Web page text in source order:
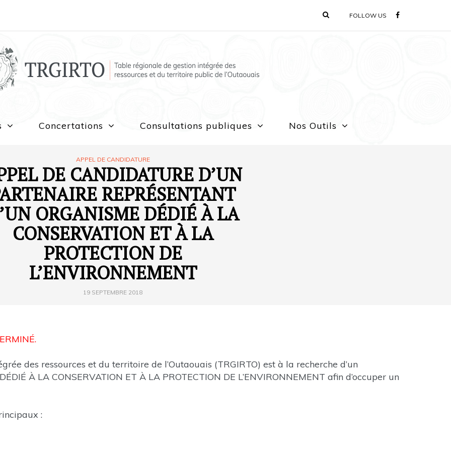
FOLLOW US
Concertations Consultations publiques Nos Outils
APPEL DE CANDIDATURE
DE CANDIDATURE D’UN
REPRÉSENTANT
ORGANISME DÉDIÉ À LA
CONSERVATION ET À LA
PROTECTION DE
L’ENVIRONNEMENT
19 SEPTEMBRE 2018
des ressources et du territoire de l’Outaouais (TRGIRTO) est à la recherche d’un
À LA CONSERVATION ET À LA PROTECTION DE L’ENVIRONNEMENT afin d’occuper un
: